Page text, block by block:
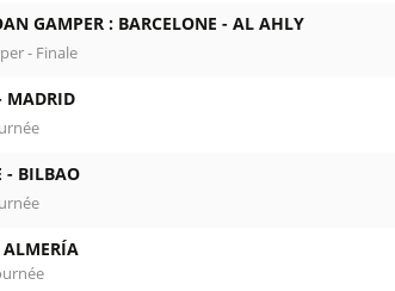
GAMPER : BARCELONE - AL AHLY
- Finale
MADRID
- BILBAO
ALMERÍA